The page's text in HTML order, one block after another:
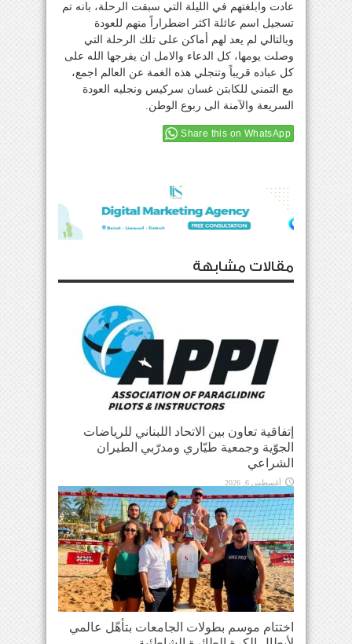
عادت وابلغتهم في الليلة التي سبقت الرحلة، بانه تم
تسجيل اسم عائلة اكثر اضطراراً منهم للعودة
وبالتالي لم يعد لهم أماكن على تلك الرحلة التي
وصلت يومها، كل الدعاء والامل ان يفرجها الله على
كل عباده قريباً وتنجلي هذه الغمة عن العالم اجمع،
مع التمني للكابتن غسان سركيس ونجليه العودة
السريعة والآمنة الى ربوع الوطن.
Share this on WhatsApp
مقالات مشابهة
إتفاقية تعاون بين الاتحاد اللبناني للرياضات
الجوّية وجمعية طيّاري ومدرّبي الطيران
الشراعي
أغسطس 6, 2026
اختتام موسم بطولات الجامعات بتأهّل عالمي